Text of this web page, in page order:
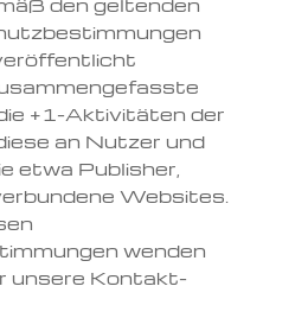
den geltenden
+1-Aktivitäten der
an Nutzer und
etwa Publisher,
Websites.
wenden
unsere Kontakt-